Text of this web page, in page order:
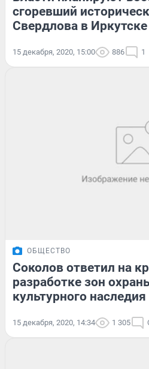
сгоревший
Свердлова в Иркутске
15 декабря, 2020, 15:00 886 1
ОБЩЕСТВО
Соколов ответил на
разработке зон
культурного
15 декабря, 2020, 14:34 1 305